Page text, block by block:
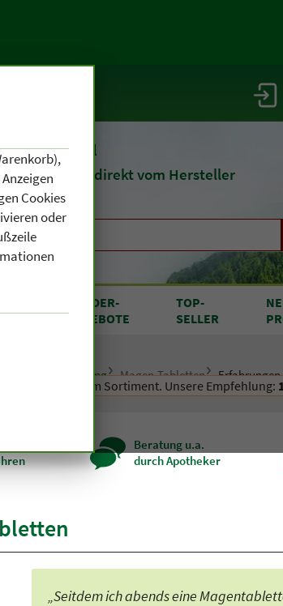
Kosmetik direkt vom Hersteller
SONDER-
ANGEBOTE
TOP-
SELLER
Verdauung Magen-Tabletten Erfahrungen
mehr in unserem Sortiment. Unsere Empfehlung:
Beratung u.a.
durch Apotheker
„Seitdem ich abends eine
Cookies
oder